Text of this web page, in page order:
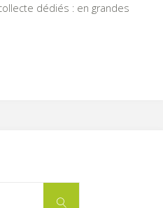
dédiés : en grandes
Search